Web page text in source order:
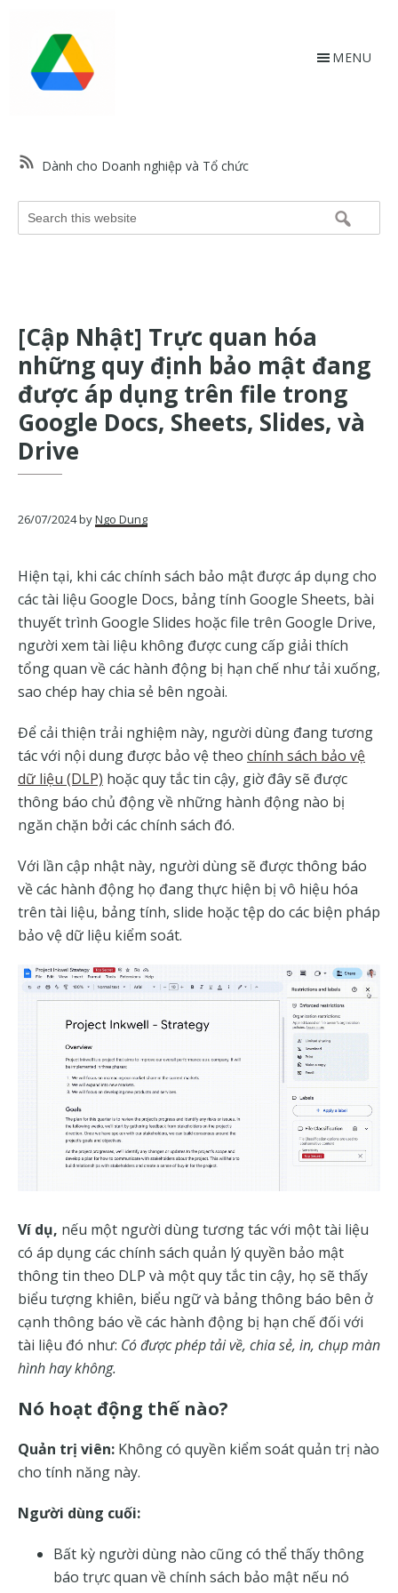
content
footer
web
hỗ
trợ
Google
các
sản
phẩm
của
Google
Dành cho Doanh nghiệp và Tổ chức
Search
this
MENU
[Cập Nhật] Trực quan hóa
những quy định bảo mật đang
được áp dụng trên file trong
Google Docs, Sheets, Slides, và
Drive
26/07/2024byNgo Dung
Hiện tại, khi các chính sách bảo mật được áp dụng cho
các tài liệu Google Docs, bảng tính Google Sheets, bài
thuyết trình Google Slides hoặc file trên Google Drive,
người xem tài liệu không được cung cấp giải thích
tổng quan về các hành động bị hạn chế như tải xuống,
sao chép hay chia sẻ bên ngoài.
Để cải thiện trải nghiệm này, người dùng đang tương
tác với nội dung được bảo vệ theo chính sách bảo vệ
dữ liệu (DLP) hoặc quy tắc tin cậy, giờ đây sẽ được
thông báo chủ động về những hành động nào bị
ngăn chặn bởi các chính sách đó.
Với lần cập nhật này, người dùng sẽ được thông báo
về các hành động họ đang thực hiện bị vô hiệu hóa
trên tài liệu, bảng tính, slide hoặc tệp do các biện pháp
bảo vệ dữ liệu kiểm soát.
Ví dụ, nếu một người dùng tương tác với một tài liệu
có áp dụng các chính sách quản lý quyền bảo mật
thông tin theo DLP và một quy tắc tin cậy, họ sẽ thấy
biểu tượng khiên, biểu ngữ và bảng thông báo bên ở
cạnh thông báo về các hành động bị hạn chế đối với
tài liệu đó như: Có được phép tải về, chia sẻ, in, chụp màn
hình hay không.
Nó hoạt động thế nào?
Quản trị viên: Không có quyền kiểm soát quản trị nào
cho tính năng này.
Người dùng cuối:
Bất kỳ người dùng nào cũng có thể thấy thông
báo trực quan về chính sách bảo mật nếu nó